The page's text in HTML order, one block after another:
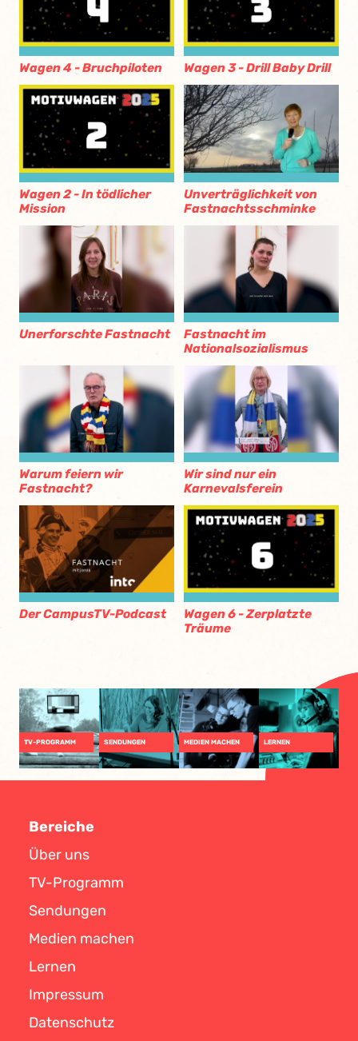
Wagen 4 - Bruchpiloten Wagen 3 - Drill Baby Drill
Wagen 2 - In tödlicher
Mission
Unverträglichkeit von
Fastnachtsschminke
Unerforschte Fastnacht
Fastnacht im
Nationalsozialismus
Warum feiern wir
Fastnacht?
Wir sind nur ein
Karnevalsferein
Der CampusTV-Podcast
Wagen 6 - Zerplatzte
Träume
TV-PROGRAMM SENDUNGEN MEDIEN MACHEN LERNEN
Bereiche
Über uns
TV-Programm
Sendungen
Medien machen
Lernen
Impressum
Datenschutz